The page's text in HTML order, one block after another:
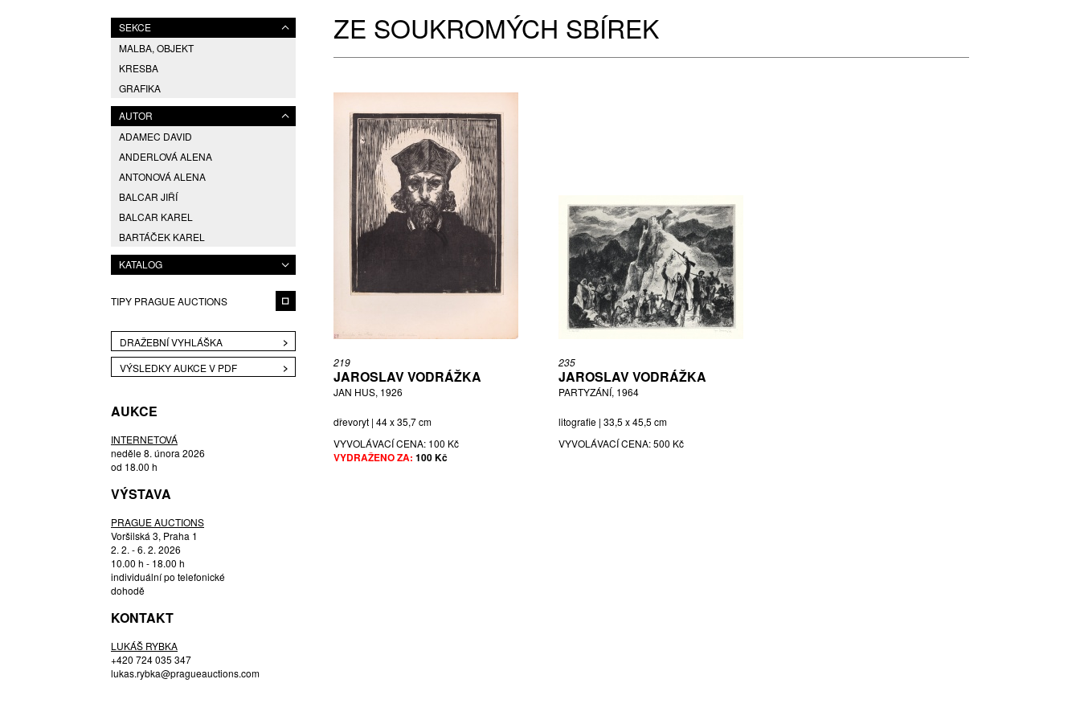
SEKCE
MALBA, OBJEKT
KRESBA
GRAFIKA
AUTOR
ADAMEC DAVID
ANDERLOVÁ ALENA
ANTONOVÁ ALENA
BALCAR JIŘÍ
BALCAR KAREL
BARTÁČEK KAREL
BARTOŇ DAVID
BAUCH JAN
BĚHAL DOMINIK
BENEDIKT VÁCLAV
BLABOLILOVÁ MARIE
BLAŽEK JAROSLAV
BOUDA CYRIL
BROŽ RADEK
BRYCHTA JAN
BUKOVSKÝ IVAN
CARLOS M.
ČERNICKÝ JIŘÍ
ČERNÝ FILIP
CHADIMA JIŘÍ
CHAGALL MARC
CHOVANEC JAN
CHRAMOSTA CYRIL
CIBULKOVÁ JANA
DAVID DALIBOR
KATALOG
TIPY PRAGUE AUCTIONS
DRAŽEBNÍ VYHLÁŠKA
VÝSLEDKY AUKCE V PDF
AUKCE
INTERNETOVÁ
neděle 8. února 2026
od 18.00 h
VÝSTAVA
PRAGUE AUCTIONS
Voršilská 3, Praha 1
2. 2. - 6. 2. 2026
10.00 h - 18.00 h
individuální po telefonické
dohodě
KONTAKT
LUKÁŠ RYBKA
+420 724 035 347
lukas.rybka@pragueauctions.com
ZE SOUKROMÝCH SBÍREK
219
JAROSLAV VODRÁŽKA
JAN HUS, 1926
dřevoryt | 44 x 35,7 cm
VYVOLÁVACÍ CENA: 100 Kč
VYDRAŽENO ZA: 100 Kč
235
JAROSLAV VODRÁŽKA
PARTYZÁNÍ, 1964
litografie | 33,5 x 45,5 cm
VYVOLÁVACÍ CENA:500 Kč